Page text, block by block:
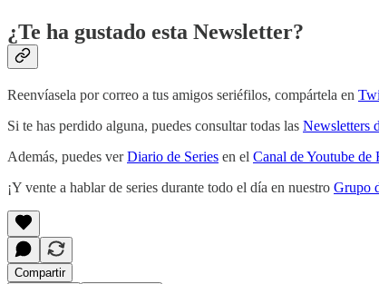
¿Te ha gustado esta Newsletter?
Reenvíasela por correo a tus amigos seriéfilos, compártela en
Si te has perdido alguna, puedes consultar todas las Newsletters
Además, puedes verDiario de Series en el Canal de Youtube de
¡Y vente a hablar de series durante todo el día en nuestro Grupo
Compartir